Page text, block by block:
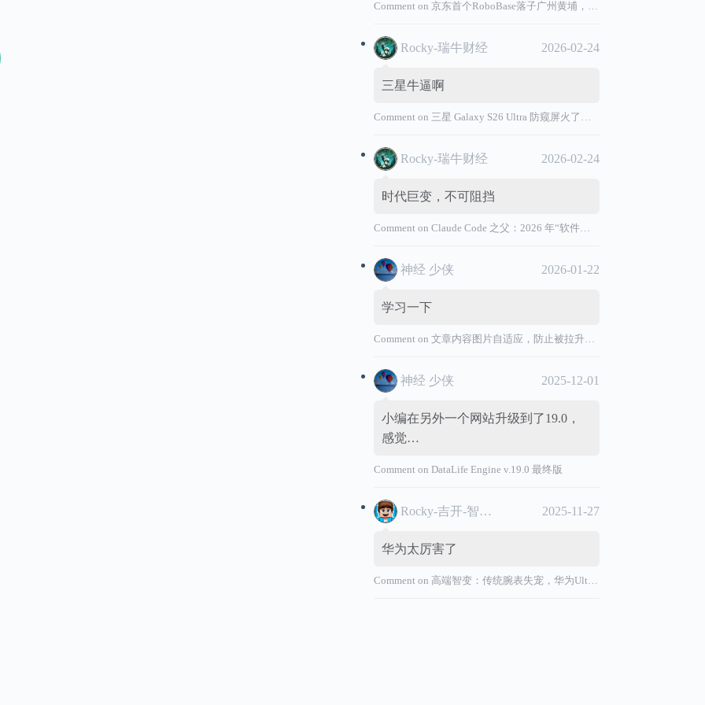
Comment on京东首个RoboBase落子广州黄埔，加码机器人产业基础设施布局
Rocky-瑞牛财经 2026-02-24
三星牛逼啊
Comment on 三星 Galaxy S26 Ultra 防窥屏火了，全球核心战略伙伴名单大曝光
Rocky-瑞牛财经 2026-02-24
时代巨变，不可阻挡
Comment onClaude Code 之父：2026 年“软件工程师”退出历史舞台
神经 少侠 2026-01-22
学习一下
Comment on文章内容图片自适应，防止被拉升变形
神经 少侠 2025-12-01
小编在另外一个网站升级到了19.0，
感觉…
Comment onDataLife Engine v.19.0 最终版
Rocky-吉开-智能汽车 2025-11-27
华为太厉害了
Comment on高端智变：传统腕表失宠，华为Ultimate系列“价值超车”